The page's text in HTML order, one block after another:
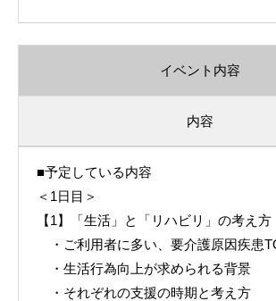
イベント内容
内容
■予定している内容
＜1日目＞
【1】「生活」と「リハビリ」の考え方
・ご利用者に多い、要介護原因疾患
・生活行為向上が求められる背景
・それぞれの支援の時期と考え方